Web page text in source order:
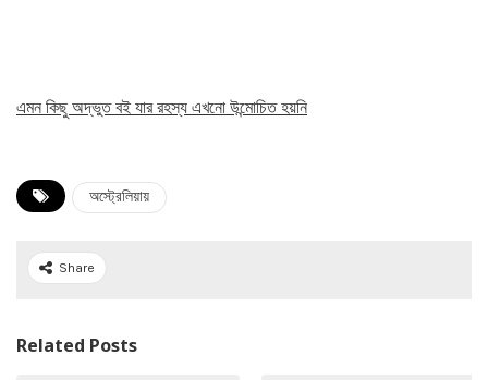
এমন কিছু অদ্ভুত বই যার রহস্য এখনো উন্মোচিত হয়নি
অস্ট্রেলিয়ায়
Share
Related Posts